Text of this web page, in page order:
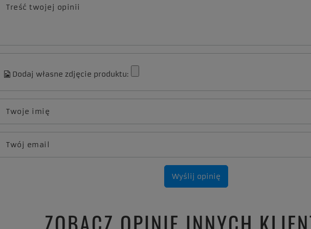
Treść twojej opinii
Dodaj własne zdjęcie produktu:
Twoje imię
Twój email
Wyślij opinię